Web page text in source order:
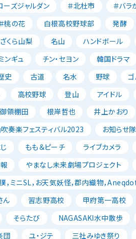
ーズジャルダン ＃北杜市
＃バラ
桃の花 白根高校野球部 発酵
くら山梨 名山 ハンドボール
ンギュ チン・セヨン 韓国ドラマ
史 古道 名水 野球
高校野球 登山 アイドル
御領棚田 根岸哲也 井上かおり
奏楽フェスティバル2023 お知らせ隊
もも＆ピーチ ライブカメラ
やまなし未来劇場プロジェクト
，ミニSL，お天気妖怪，郡内織物，Aneqdot
ん 習志野高校 甲府第一高校
そらたび NAGASAKI水中散歩
団 ユ・ジテ 三社みゆき祭り